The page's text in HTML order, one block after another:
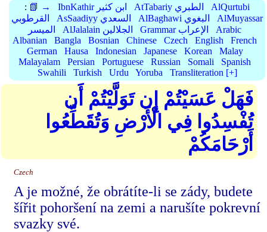
: 📗 → IbnKathir ابن كثير AtTabariy الطبري
AlQurtubi
القرطوبي
AsSaadiyy السعدي AlBaghawi البغوي
AlMuyassar
الميسر
AlJalalain الجلالين Grammar الإعراب
Arabic
Albanian
Bangla Bosnian Chinese Czech English
French
German
Hausa Indonesian Japanese Korean
Malay
Malayalam
Persian Portuguese Russian Somali
Spanish
Swahili
Turkish Urdu Yoruba Transliteration [+]
فَهَلْ عَسَيْتُمْ إِن تَوَلَّيْتُمْ أَن
تُفْسِدُوا فِي الْأَرْضِ وَتُقَطِّعُوا
أَرْحَامَكُمْ
Czech
A je možné, že obrátíte-li se zády, budete
šířit pohoršení na zemi a narušíte pokrevní
svazky své.